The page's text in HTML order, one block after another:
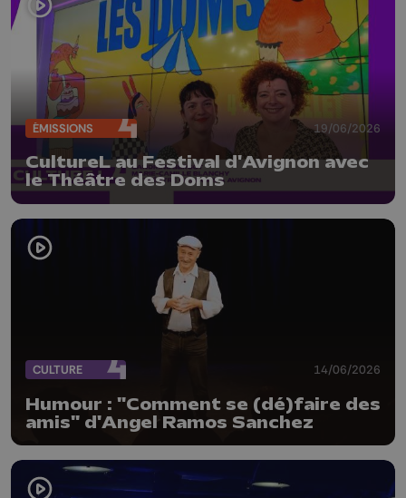
ÉMISSIONS 19/06/2026
CultureL au Festival d'Avignon avec
le Théâtre des Doms
CULTURE 14/06/2026
Humour : "Comment se (dé)faire des
amis" d'Angel Ramos Sanchez